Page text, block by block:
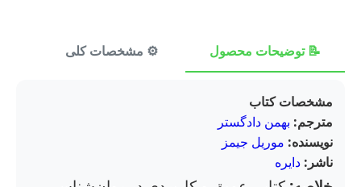
📝 توضیحات محصول ⚙️ مشخصات کلی
مشخصات کتاب
مترجم: بهمن دادگستر
نویسنده: موریل جیمز
ناشر: دایره